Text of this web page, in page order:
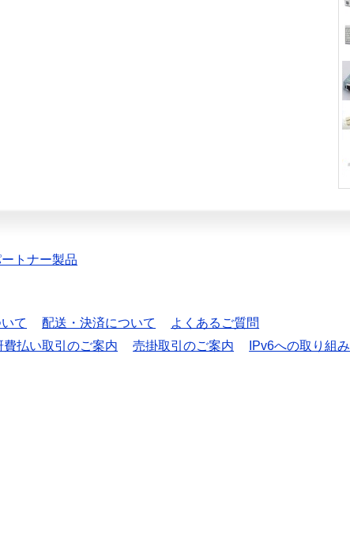
トナー製品
て 配送・決済について
よくあるご質問
払い取引のご案内 売掛取引のご案内
IPv6への取り組み